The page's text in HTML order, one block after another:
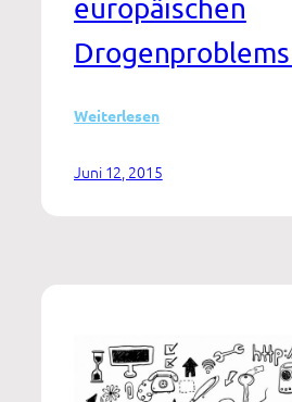
europäischen
Weiterlesen:
den
Juni 12, 2015